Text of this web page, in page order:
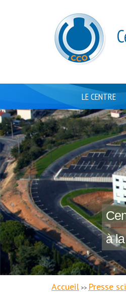
LE CENTRE
à
Accueil >> Presse